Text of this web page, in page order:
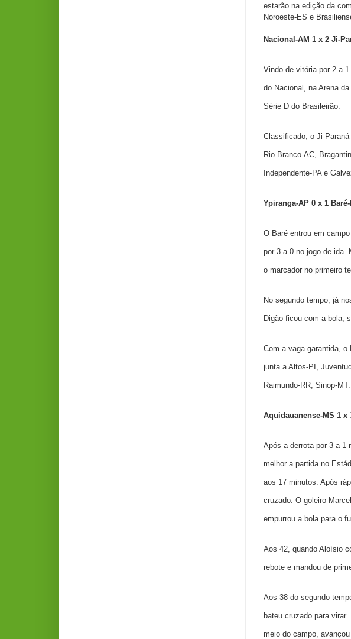
estarão na edição da
Noroeste-ES e
Nacional-AM 1 x 2 Ji-
Vindo de vitória por 2 a
do Nacional, na Arena
Série D do Brasileirão.
Classificado, o Ji-
Rio Branco-AC,
Independente-PA e
Ypiranga-AP 0 x 1 Baré-
O Baré entrou em
por 3 a 0 no jogo de ida.
o marcador no primeiro
No segundo tempo, já
Digão ficou com a bola,
Com a vaga garantida, o
junta a Altos-PI,
Raimundo-RR, Sinop-MT.
Aquidauanense-MS 1 x
Após a derrota por 3 a 1
melhor a partida no
aos 17 minutos. Após
cruzado. O goleiro
empurrou a bola para o
Aos 42, quando Aloísio
rebote e mandou de
Aos 38 do segundo
bateu cruzado para
meio do campo,